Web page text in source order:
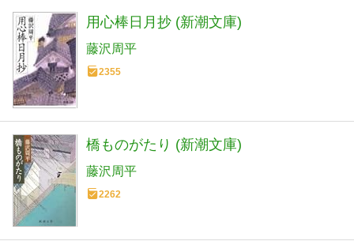
用心棒日月抄 (新潮文庫)
藤沢周平
2355
橋ものがたり (新潮文庫)
藤沢周平
2262